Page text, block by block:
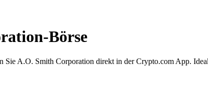
Börse
A.O. Smith Corporation direkt in der Crypto.com App.